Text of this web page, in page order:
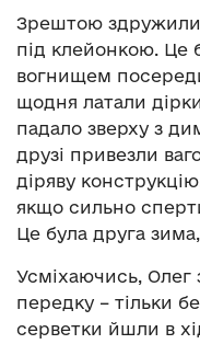
Зрештою
під клейонкою. Це
вогнищем
щодня латали
падало зверху з
друзі привезли
діряву
якщо сильно
Це була друга
Усміхаючись, Олег
передку – тільки
серветки йшли в